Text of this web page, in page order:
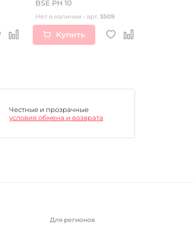
BSE PH 10
Нет в наличии - арт. 3509
Купить
Честные и прозрачные
условия обмена и возврата
Для регионов